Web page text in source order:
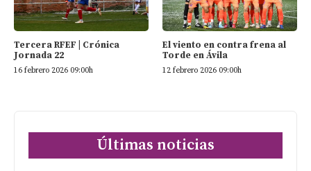
Tercera RFEF | Crónica
Jornada 22
16 febrero 2026 09:00h
El viento en contra frena al
Torde en Ávila
12 febrero 2026 09:00h
Últimas noticias